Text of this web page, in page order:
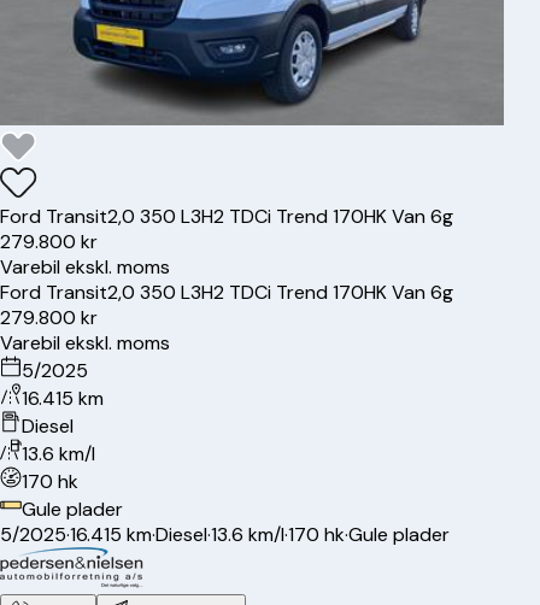
Ford Transit2,0 350 L3H2 TDCi Trend 170HK Van 6g
279.800 kr
Varebil ekskl. moms
Ford Transit2,0 350 L3H2 TDCi Trend 170HK Van 6g
279.800 kr
Varebil ekskl. moms
5/2025
16.415 km
Diesel
13.6 km/l
170 hk
Gule plader
5/2025·16.415 km·Diesel·13.6 km/l·170 hk·Gule plader